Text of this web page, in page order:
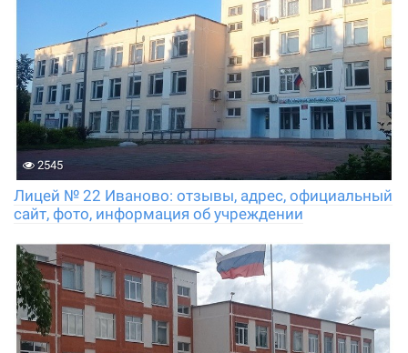
2545
Лицей № 22 Иваново: отзывы, адрес, официальный
сайт, фото, информация об учреждении